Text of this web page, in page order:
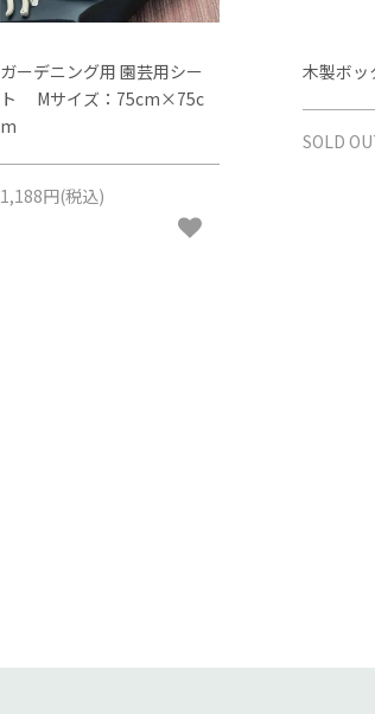
ガーデニング用 園芸用シー
ト Mサイズ：75cm×75c
m
1,188円(税込)
木製ボッ
SOLD